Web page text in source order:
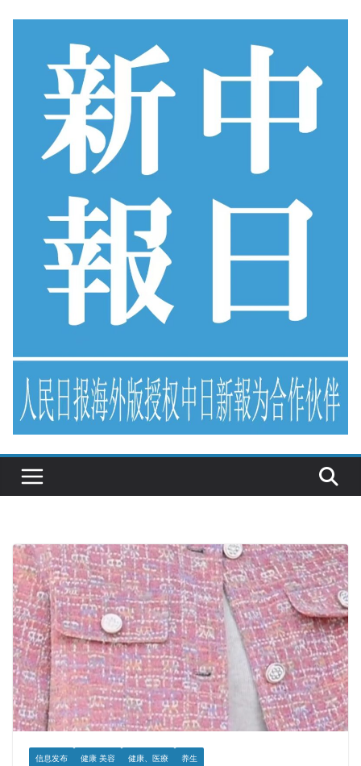
信息发布 健康 美容 健康、医療 养生